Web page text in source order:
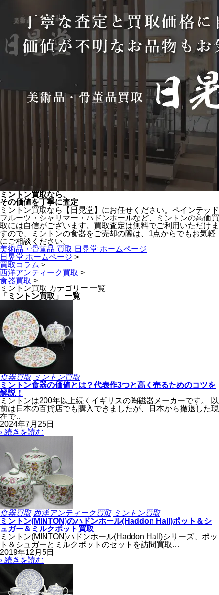
ミントン買取なら、
その価値を丁寧に査定
ミントン買取なら【日晃堂】にお任せください。ペインテッド
フルーツ・シャリマー・ハドンホールなど、ミントンの高価買
取には自信がございます。買取査定は無料でご利用いただけま
すので、ミントンの食器をご売却の際は、1点からでもお気軽
にご相談ください。
美術品・骨董品 買取 日晃堂 ホームページ
日晃堂 ホームページ >
買取コラム >
西洋アンティーク買取 >
食器買取 >
ミントン買取 カテゴリー 一覧
「ミントン買取」 一覧
食器買取 ミントン買取
ミントン食器の価値とは？代表作3つと高く売るためのコツを
解説！
ミントンは200年以上続くイギリスの陶磁器メーカーです。 以
前は日本の百貨店でも購入できましたが、日本から撤退した現
在で…
2024年7月25日
› 続きを読む
食器買取 西洋アンティーク買取 ミントン買取
ミントン(MINTON)のハドンホール(Haddon Hall)ポット＆シ
ュガー＆ミルクポット買取
ミントン(MINTON)ハドンホール(Haddon Hall)シリーズ、ポッ
ト＆シュガーとミルクポットのセットを訪問買取…
2019年12月5日
› 続きを読む